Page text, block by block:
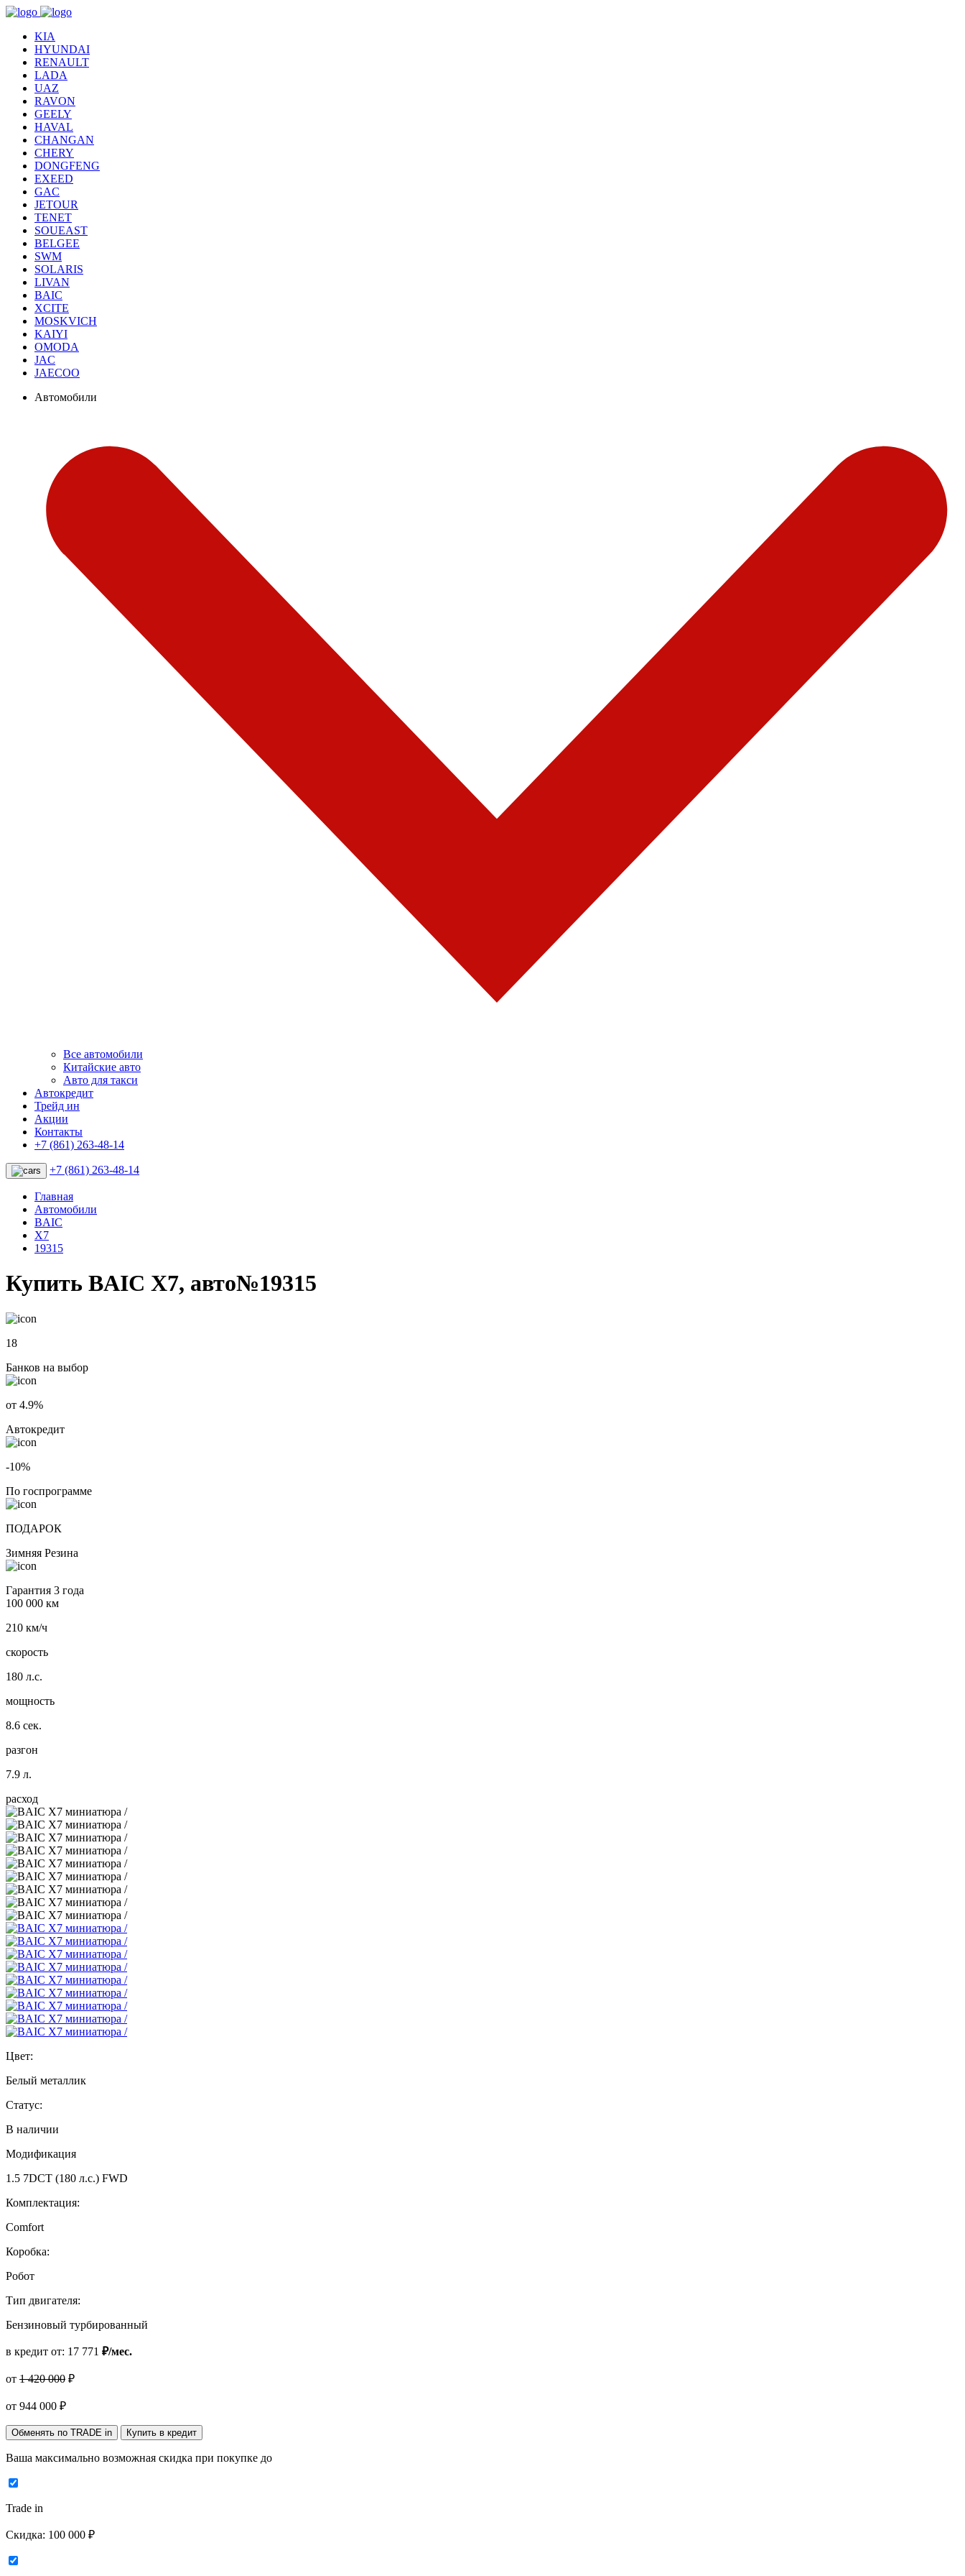
KIA
HYUNDAI
RENAULT
LADA
UAZ
RAVON
GEELY
HAVAL
CHANGAN
CHERY
DONGFENG
EXEED
GAC
JETOUR
TENET
SOUEAST
BELGEE
SWM
SOLARIS
LIVAN
BAIC
XCITE
MOSKVICH
KAIYI
OMODA
JAC
JAECOO
Автомобили
Все автомобили
Китайские авто
Авто для такси
Автокредит
Трейд ин
Акции
Контакты
+7 (861) 263-48-14
+7 (861) 263-48-14
Главная
Автомобили
BAIC
X7
19315
Купить BAIC X7, авто№19315
18
Банков на выбор
от 4.9%
Автокредит
-10%
По госпрограмме
ПОДАРОК
Зимняя Резина
Гарантия 3 года
100 000 км
210 км/ч
скорость
180 л.с.
мощность
8.6 сек.
разгон
7.9 л.
расход
Цвет:
Белый металлик
Статус:
В наличии
Модификация
1.5 7DCT (180 л.с.) FWD
Комплектация:
Comfort
Коробка:
Робот
Тип двигателя:
Бензиновый турбированный
в кредит от: 17 771 ₽/мес.
от 1 420 000 ₽
от 944 000 ₽
Обменять по TRADE in Купить в кредит
Ваша максимально возможная скидка при покупке до
Trade in
Скидка: 100 000 ₽